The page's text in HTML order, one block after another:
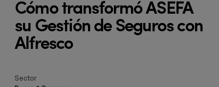
Cómo transformó ASEFA
su Gestión de Seguros con
Alfresco
Sector